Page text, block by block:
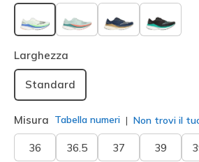
selezionato
Larghezza
Standard
Misura Tabella numeri Non trovi il
36 36.5 37 39